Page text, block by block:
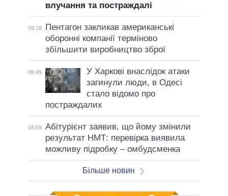
влучання та постраждалі
09:18
Пентагон закликав американські
оборонні компанії терміново
збільшити виробництво зброї
08:45
У Харкові внаслідок атаки
загинули люди, в Одесі
стало відомо про
постраждалих
04:59 Абітурієнт заявив, що йому змінили
результат НМТ: перевірка виявила
можливу підробку – омбудсменка
Більше новин